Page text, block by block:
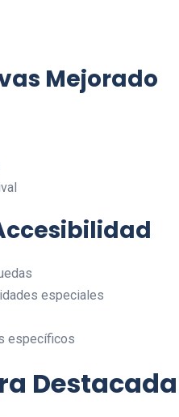
Mejorado
especiales
específicos
Destacada